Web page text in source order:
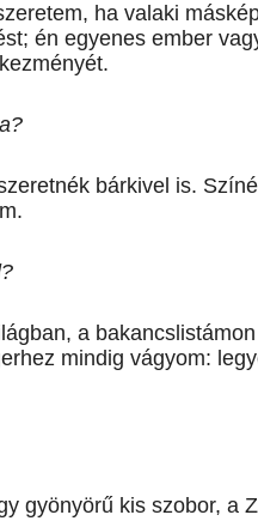
ha valaki
én egyenes ember
bárkivel is.
a
mindig vágyom:
gyönyörű kis szobor, a